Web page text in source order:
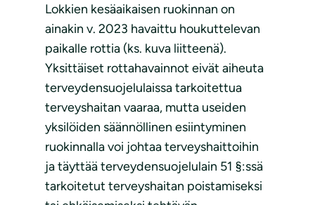
Lokkien kesäaikaisen ruokinnan on
ainakin v. 2023 havaittu houkuttelevan
paikalle rottia (ks. kuva liitteenä).
Yksittäiset rottahavainnot eivät aiheuta
terveydensuojelulaissa tarkoitettua
terveyshaitan vaaraa, mutta useiden
yksilöiden säännöllinen esiintyminen
ruokinnalla voi johtaa terveyshaittoihin
ja täyttää terveydensuojelulain 51 §:ssä
tarkoitetut terveyshaitan poistamiseksi